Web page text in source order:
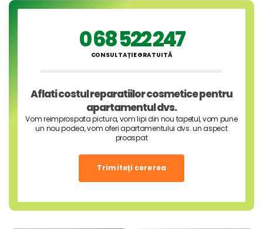
0 68 522 247
CONSULTAȚIE GRATUITĂ
Aflati costul reparatiilor cosmetice pentru
apartamentul dvs.
Vom reimprospata pictura, vom lipi din nou tapetul, vom pune
un nou podea, vom oferi apartamentului dvs. un aspect
proaspat
Trimiteți cererea